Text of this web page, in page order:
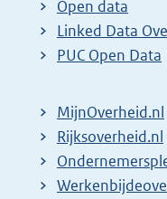
e
r
l
i
n
k
Open data
Linked Data
PUC Open Data
MijnOverheid.nl
E
x
t
Rijksoverheid.nl
E
x
E